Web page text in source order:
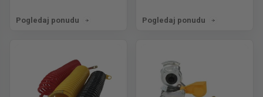
Pogledaj ponudu Pogledaj ponudu